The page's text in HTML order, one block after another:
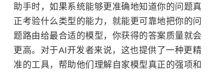
助手时，如果系统能够更准确地知道你的问题真
正考验什么类型的能力，就能更可靠地把你的问
题路由给最合适的模型，你获得的答案质量就会
更高。对于AI开发者来说，这也提供了一种更精
准的工具，帮助他们理解自家模型真正的强项和